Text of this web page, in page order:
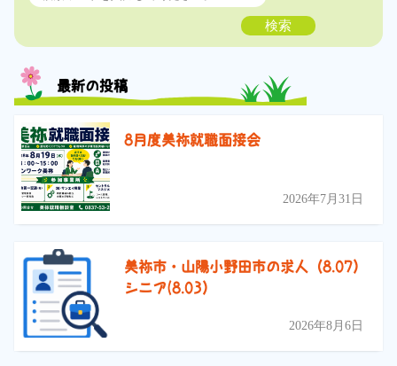
検索
最新の投稿
8月度美祢就職面接会
2026年7月31日
美祢市・山陽小野田市の求人（8.07）
シニア(8.03）
2026年8月6日